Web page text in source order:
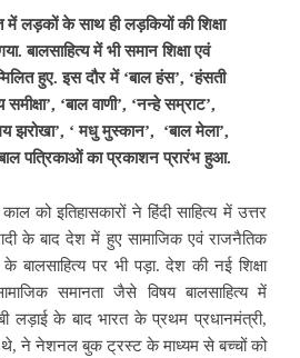
में लड़कों के साथ ही लड़कियों की शिक्षा
बालसाहित्य में भी समान शिक्षा एवं
हुए. इस दौर में ‘बाल हंस’, ‘हंसती
समीक्षा’, ‘बाल वाणी’, ‘नन्हे सम्राट’,
झरोखा’, ‘ मधु मुस्कान’, ‘बाल मेला’,
पत्रिकाओं का प्रकाशन प्रारंभ हुआ.
को इतिहासकारों ने हिंदी साहित्य में उत्तर
के बाद देश में हुए सामाजिक एवं राजनैतिक
के बालसाहित्य पर भी पड़ा. देश की नई शिक्षा
समानता जैसे विषय बालसाहित्य में
लड़ाई के बाद भारत के प्रथम प्रधानमंत्री,
थे, ने नेशनल बुक ट्रस्ट के माध्यम से बच्चों को